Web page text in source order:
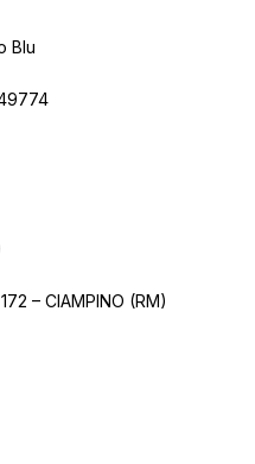
Blu
– CIAMPINO (RM)